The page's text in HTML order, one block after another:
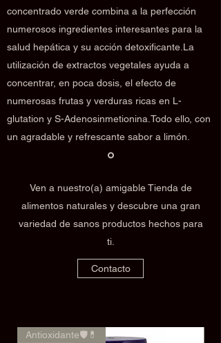
Ven a nuestro(a) amigable Tienda de
alimentos naturales y descubre una gran
variedad de sanos productos hechos para
ti.
Contacto
concentrado verde combina a la perfección
numerosos ingredientes interesantes para la
salud hepática y su acción detoxificante.La
utilización de extractos vegetales ayuda a
concentrar, en poca dosis, el efecto de
numerosas frutas y verduras ricas en L-
glutation y S-Adenosinmetionina.Todo ello, con
un agradable y refrescante sabor a limón.
Antioxidante🛡️💊